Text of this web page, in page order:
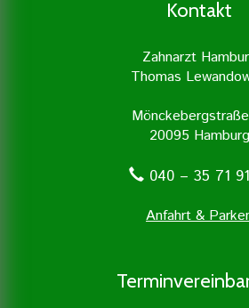
Zahnarztpraxis mit
professionelleKontakt
Zahnarzt
Thomas
20095 Hamburg
040 – 35 71
Anfahrt &